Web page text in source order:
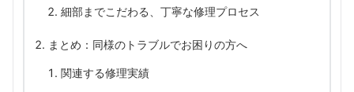
細部までこだわる、丁寧な修理プロセス
まとめ：同様のトラブルでお困りの方へ
関連する修理実績